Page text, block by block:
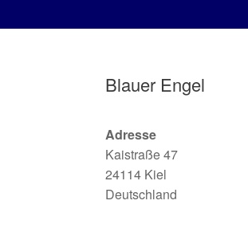
Blauer Engel
Adresse
Kaistraße 47
24114 Kiel
Deutschland